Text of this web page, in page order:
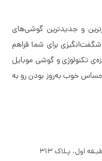
و جدیدترین گوشی‌های
برای شما فراهم
تکنولوژی و گوشی موبایل
خوب به‌روز بودن رو به
اول، پـلاک ۳۱۳